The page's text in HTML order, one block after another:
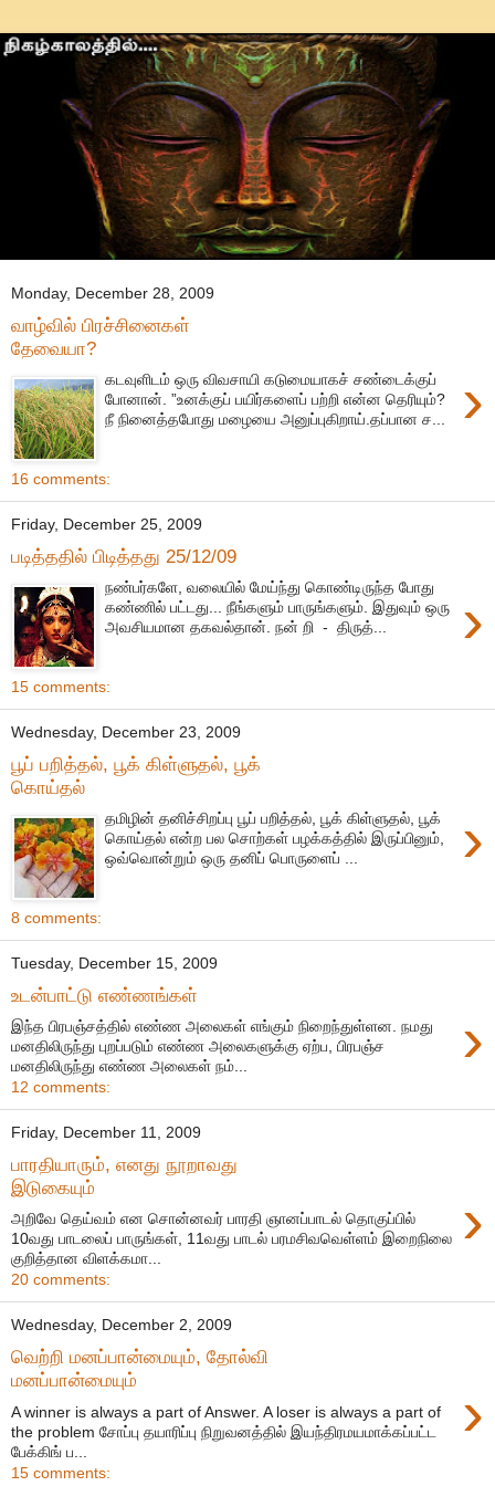
Monday, December 28, 2009
வாழ்வில் பிரச்சினைகள்
தேவையா?
›
கடவுளிடம் ஒரு விவசாயி கடுமையாகச் சண்டைக்குப்
போனான். ”உனக்குப் பயிர்களைப் பற்றி என்ன தெரியும்?
நீ நினைத்தபோது மழையை அனுப்புகிறாய்.தப்பான ச...
16 comments:
Friday, December 25, 2009
படித்ததில் பிடித்தது 25/12/09
›
நண்பர்களே, வலையில் மேய்ந்து கொண்டிருந்த போது
கண்ணில் பட்டது... நீங்களும் பாருங்களும். இதுவும் ஒரு
அவசியமான தகவல்தான். நன் றி - திருத்...
15 comments:
Wednesday, December 23, 2009
பூப் பறித்தல், பூக் கிள்ளுதல், பூக்
கொய்தல்
›
தமிழின் தனிச்சிறப்பு பூப் பறித்தல், பூக் கிள்ளுதல், பூக்
கொய்தல் என்ற பல சொற்கள் பழக்கத்தில் இருப்பினும்,
ஒவ்வொன்றும் ஒரு தனிப் பொருளைப் ...
8 comments:
Tuesday, December 15, 2009
உடன்பாட்டு எண்ணங்கள்
›
இந்த பிரபஞ்சத்தில் எண்ண அலைகள் எங்கும் நிறைந்துள்ளன. நமது
மனதிலிருந்து புறப்படும் எண்ண அலைகளுக்கு ஏற்ப, பிரபஞ்ச
மனதிலிருந்து எண்ண அலைகள் நம்...
12 comments:
Friday, December 11, 2009
பாரதியாரும், எனது நூறாவது
இடுகையும்
›
அறிவே தெய்வம் என சொன்னவர் பாரதி ஞானப்பாடல் தொகுப்பில்
10வது பாடலைப் பாருங்கள், 11வது பாடல் பரமசிவவெள்ளம் இறைநிலை
குறித்தான விளக்கமா...
20 comments:
Wednesday, December 2, 2009
வெற்றி மனப்பான்மையும், தோல்வி
மனப்பான்மையும்
›
A winner is always a part of Answer. A loser is always a part of
the problem சோப்பு தயாரிப்பு நிறுவனத்தில் இயந்திரமயமாக்கப்பட்ட
பேக்கிங் ப...
15 comments: